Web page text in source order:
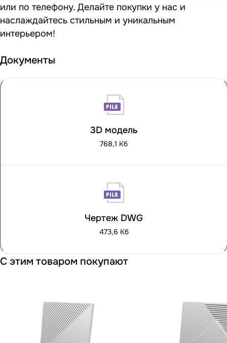
или по телефону. Делайте покупки у нас и
наслаждайтесь стильным и уникальным
интерьером!
Документы
3D модель
768,1 Кб
Чертеж DWG
473,6 Кб
С этим товаром покупают